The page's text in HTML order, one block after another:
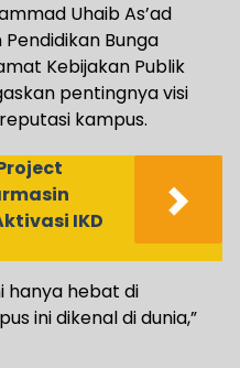
Uhaib As’ad
Bunga
Kebijakan Publik
pentingnya visi
kampus.
IKD
hanya hebat di
ini dikenal di dunia,”